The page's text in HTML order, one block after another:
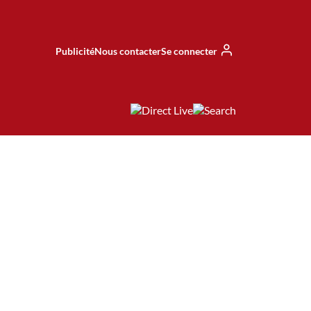
PublicitéNous contacterSe connecter